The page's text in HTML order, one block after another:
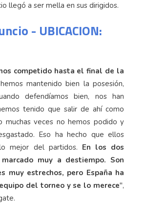
llegó a ser mella en sus dirigidos.
- UBICACION:
competido hasta el final de la
mantenido bien la posesión,
defendíamos bien, nos han
tenido que salir de ahí como
muchas veces no hemos podido y
Eso ha hecho que ellos
mejor del partidos. En los dos
muy a destiempo. Son
muy estrechos, pero España ha
del torneo y se lo merece",